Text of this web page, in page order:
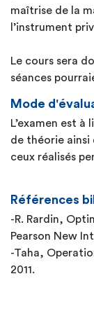
maîtrise de la
l’instrument
Le cours sera
séances
Mode
L’examen est
de théorie ainsi
ceux réalisés
Références
-R. Rardin,
Pearson New
-Taha,
2011.